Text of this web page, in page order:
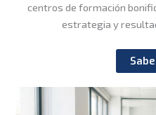
centros de formación
estrategia y